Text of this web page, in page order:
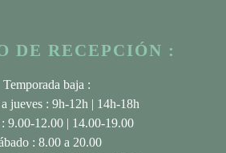
DE RECEPCIÓN :
Temporada baja :
jueves : 9h-12h | 14h-18h
9.00-12.00 | 14.00-19.00
: 8.00 a 20.00